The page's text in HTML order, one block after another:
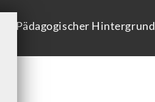
Pädagogischer Hintergrund